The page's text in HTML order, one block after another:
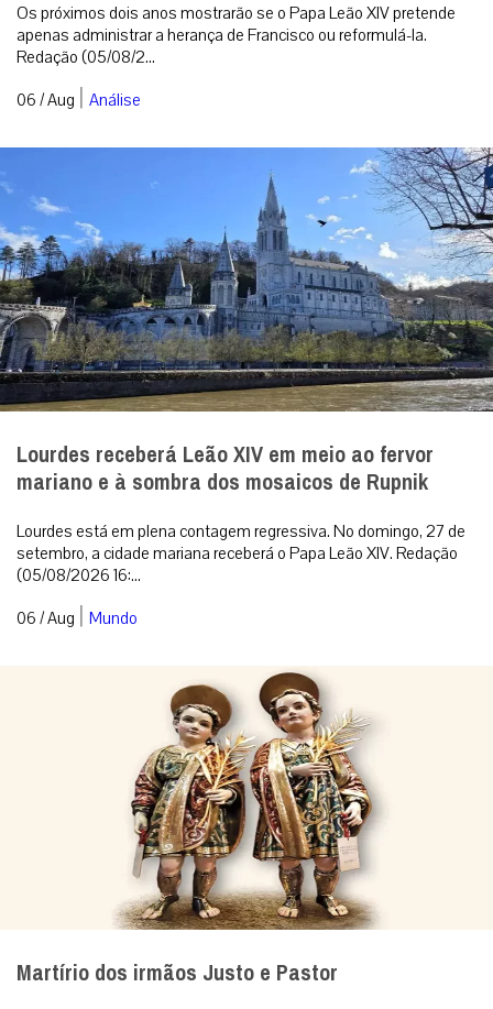
Os próximos dois anos mostrarão se o Papa Leão XIV pretende
apenas administrar a herança de Francisco ou reformulá-la.
Redação (05/08/2...
06 / Aug | Análise
Lourdes receberá Leão XIV em meio ao fervor
mariano e à sombra dos mosaicos de Rupnik
Lourdes está em plena contagem regressiva. No domingo, 27 de
setembro, a cidade mariana receberá o Papa Leão XIV. Redação
(05/08/2026 16:...
06 / Aug | Mundo
Martírio dos irmãos Justo e Pastor